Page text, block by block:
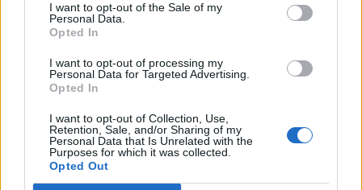
I want to opt-out of the Sale of my
Personal Data.
Opted In
I want to opt-out of processing my
Personal Data for Targeted Advertising.
Opted In
I want to opt-out of Collection, Use,
Retention, Sale, and/or Sharing of my
Personal Data that Is Unrelated with the
Purposes for which it was collected.
Opted Out
10 pytań z wiedzy ogólnej –
zdobędziesz komplet
punktów?
Praktycznie nikt nie zdobywa